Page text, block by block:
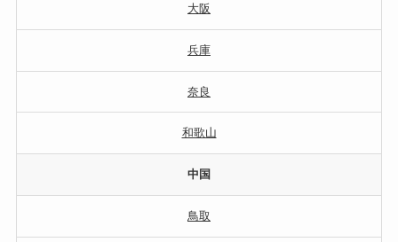
大阪
兵庫
奈良
和歌山
中国
鳥取